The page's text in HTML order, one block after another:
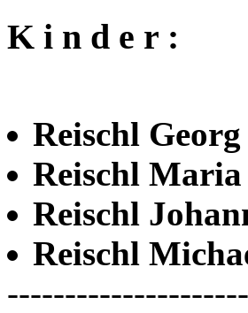
K i n d e r :
Reischl Georg
Reischl Maria
Reischl
Reischl